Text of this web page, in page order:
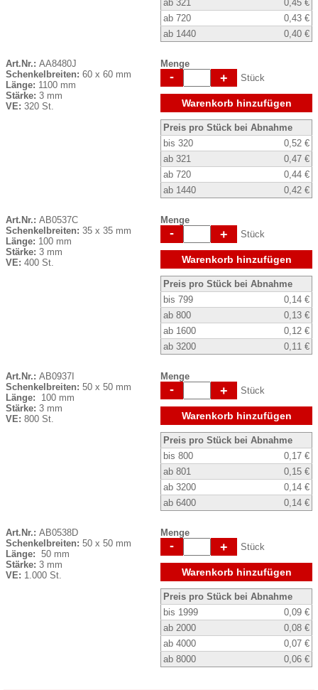
ab 321
0,45 €
ab 720
0,43 €
ab 1440
0,40 €
Art.Nr.: AA8480J
Schenkelbreiten: 60 x 60 mm
Länge: 1100 mm
Stärke: 3 mm
VE: 320 St.
Menge
- + Stück
Warenkorb hinzufügen
Preis pro Stück bei Abnahme
bis 320
0,52 €
ab 321
0,47 €
ab 720
0,44 €
ab 1440
0,42 €
Art.Nr.: AB0537C
Schenkelbreiten: 35 x 35 mm
Länge: 100 mm
Stärke: 3 mm
VE: 400 St.
Menge
- + Stück
Warenkorb hinzufügen
Preis pro Stück bei Abnahme
bis 799
0,14 €
ab 800
0,13 €
ab 1600
0,12 €
ab 3200
0,11 €
Art.Nr.: AB0937I
Schenkelbreiten: 50 x 50 mm
Länge:
100 mm
Stärke: 3 mm
VE: 800 St.
Menge
- + Stück
Warenkorb hinzufügen
Preis pro Stück bei Abnahme
bis 800
0,17 €
ab 801
0,15 €
ab 3200
0,14 €
ab 6400
0,14 €
Art.Nr.: AB0538D
Schenkelbreiten: 50 x 50 mm
Länge: 50 mm
Stärke: 3 mm
VE: 1.000 St.
Menge
- + Stück
Warenkorb hinzufügen
Preis pro Stück bei Abnahme
bis 1999
0,09 €
ab 2000
0,08 €
ab 4000
0,07 €
ab 8000
0,06 €